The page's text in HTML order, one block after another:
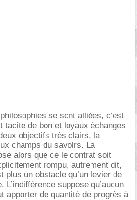
se sont alliées, c’est
tacite de bon et loyaux échanges
objectifs très clairs, la
champs du savoirs. La
alors que ce le contrat soit
rompu, autrement dit,
plus un obstacle qu’un levier de
L’indifférence suppose qu’aucun
apporter de quantité de progrès à